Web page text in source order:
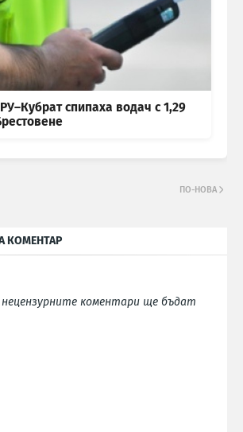
спипаха водач с 1,29
ПО-НОВА
КОМЕНТАР
коментари ще бъдат